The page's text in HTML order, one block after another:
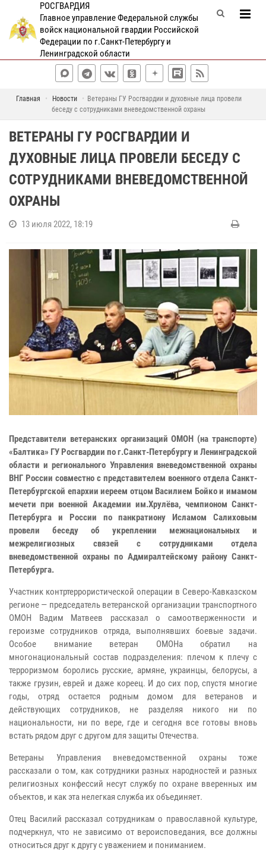
РОСГВАРДИЯ
Главное управление Федеральной службы
войск национальной гвардии Российской
Федерации по г.Санкт-Петербургу и
Ленинградской области
Главная Новости
Ветераны ГУ Росгвардии и духовные лица провели
беседу с сотрудниками вневедомственной охраны
ВЕТЕРАНЫ ГУ РОСГВАРДИИ И
ДУХОВНЫЕ ЛИЦА ПРОВЕЛИ БЕСЕДУ С
СОТРУДНИКАМИ ВНЕВЕДОМСТВЕННОЙ
ОХРАНЫ
13 июля 2022, 18:19
Представители ветеранских организаций ОМОН (на транспорте)
«Балтика» ГУ Росгвардии по г.Санкт-Петербургу и Ленинградской
области и регионального Управления вневедомственной охраны
ВНГ России совместно c представителем военного отдела Санкт-
Петербургской епархии иереем отцом Василием Бойко и имамом
мечети при военной Академии им.Хрулёва, чемпионом Санкт-
Петербурга и России по панкратиону Исламом Салиховым
провели беседу об укреплении межнациональных и
межрелигиозных связей с сотрудниками отдела
вневедомственной охраны по Адмиралтейскому району Санкт-
Петербурга.
Участник контртеррористической операции в Северо-Кавказском
регионе — председатель ветеранской организации транспортного
ОМОН Вадим Матвеев рассказал о самоотверженности и
героизме сотрудников отряда, выполнявших боевые задачи.
Особое внимание ветеран ОМОНа обратил на
многонациональный состав подразделения: плечом к плечу с
терроризмом боролись русские, армяне, украинцы, белорусы, а
также грузин, еврей и даже кореец. И до сих пор, спустя многие
годы, отряд остается родным домом для ветеранов и
действующих сотрудников, не разделяя никого ни по
национальности, ни по вере, где и сегодня все готовы вновь
встать рядом друг с другом для защиты Отечества.
Ветераны Управления вневедомственной охраны тоже
рассказали о том, как сотрудники разных народностей и разных
религиозных конфессий несут службу по охране вверенных им
объектов, и как эта нелегкая служба их объединяет.
Отец Василий рассказал сотрудникам о православной культуре,
подчеркнул, что не зависимо от вероисповедания, все должны
относиться друг к другу с уважением и пониманием.